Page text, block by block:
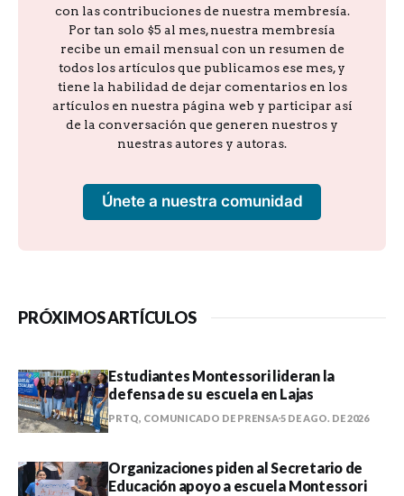
con las contribuciones de nuestra membresía.
Por tan solo $5 al mes, nuestra membresía
recibe un email mensual con un resumen de
todos los artículos que publicamos ese mes, y
tiene la habilidad de dejar comentarios en los
artículos en nuestra página web y participar así
de la conversación que generen nuestros y
nuestras autores y autoras.
Únete a nuestra comunidad
PRÓXIMOS ARTÍCULOS
Estudiantes Montessori lideran la
defensa de su escuela en Lajas
PRTQ, COMUNICADO DE PRENSA5 DE AGO. DE 2026
Organizaciones piden al Secretario de
Educación apoyo a escuela Montessori